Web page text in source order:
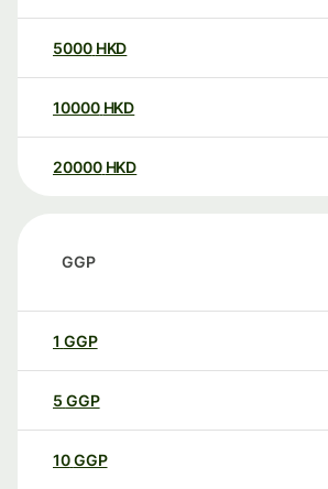
5000 HKD
10000 HKD
20000 HKD
GGP
1 GGP
5 GGP
10GGP